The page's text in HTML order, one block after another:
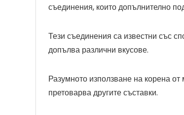
съединения, които допълнително
Тези съединения са известни със
допълва различни вкусове.
Разумното използване на корена
претоварва другите съставки.